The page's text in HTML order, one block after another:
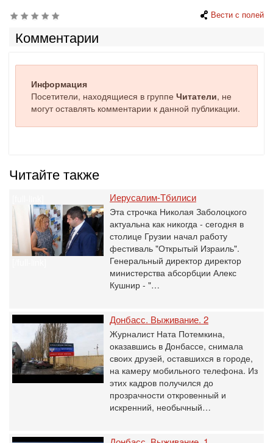
Вести с полей
Комментарии
Информация
Посетители, находящиеся в группе Читатели, не
могут оставлять комментарии к данной публикации.
Читайте также
Иерусалим-Тбилиси
Эта строчка Николая Заболоцкого
актуальна как никогда - сегодня в
столице Грузии начал работу
фестиваль "Открытый Израиль".
Генеральный директор директор
министерства абсорбции Алекс
Кушнир - "…
Донбасс. Выживание. 2
Журналист Ната Потемкина,
оказавшись в Донбассе, снимала
своих друзей, оставшихся в городе,
на камеру мобильного телефона. Из
этих кадров получился до
прозрачности откровенный и
искренний, необычный…